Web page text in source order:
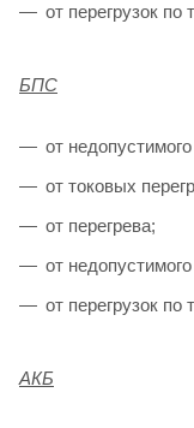
от перегрузок по
БПС
от
от токовых
от перегрева;
от
от перегрузок по
АКБ